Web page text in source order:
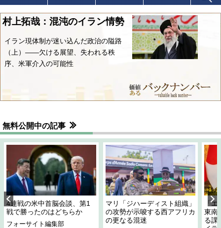
村上拓哉：混沌のイラン情勢
イラン現体制が迷い込んだ政治の隘路
（上）――欠ける展望、失われる秩
序、米軍介入の可能性
無料公開中の記事
4連戦の米中首脳会談、第1
戦で勝ったのはどちらか
フォーサイト編集部
マリ「ジハーディスト組織」
の攻勢が示唆する西アフリカ
の更なる混迷
「
東南
る課